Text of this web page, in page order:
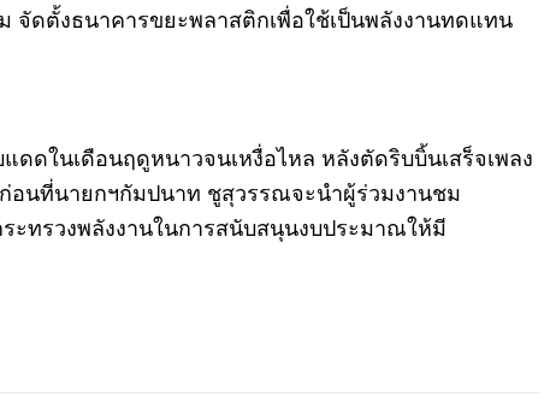
จัดตั้งธนาคารขยะพลาสติกเพื่อใช้เป็นพลังงานทดแทน
ดในเดือนฤดูหนาวจนเหงื่อไหล หลังตัดริบบิ้นเสร็จเพลง
อนที่นายกฯกัมปนาท ชูสุวรรณจะนำผู้ร่วมงานชม
ะทรวงพลังงานในการสนับสนุนงบประมาณให้มี